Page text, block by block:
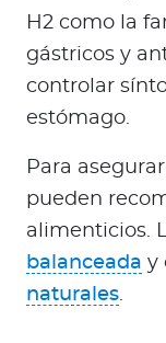
H2 como la
gástricos y
controlar
estómago.
Para
pueden
alimenticios.
balanceada y
naturales.